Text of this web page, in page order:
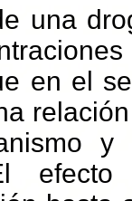
una
en el
y